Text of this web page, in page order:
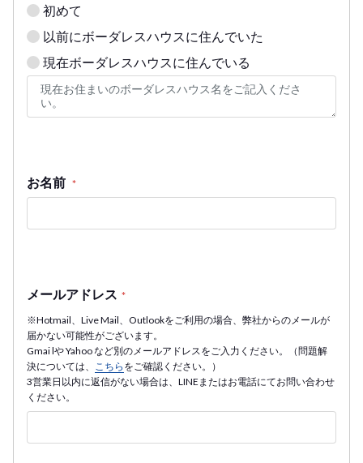
初めて
以前にボーダレスハウスに住んでいた
現在ボーダレスハウスに住んでいる
お名前 *
メールアドレス *
※Hotmail、Live Mail、Outlookをご利用の場合、弊社からのメールが
届かない可能性がございます。
Gmai lや Yahoo など別のメールアドレスをご入力ください。（問題解
決については、
こちら をご確認ください。）
3営業日以内に返信がない場合は、LINEまたはお電話にてお問い合わせ
ください。